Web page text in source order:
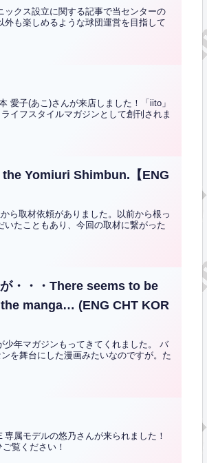
クス設立に関する記事で当センターの
も楽しめるような球団運営を目指して
愛子(あこ)さんが来店しました！「iito」
イフスタイルマガジンとして創刊されま
Yomiuri Shimbun.【ENG
ら取材依頼がありました。以前から根っ
たこともあり、今回の取材に繋がった
・・・There seems to be
manga… (ENG CHT KOR
少年マガジンもってきてくれました。 バ
を舞台にした漫画みたいなのですが。た
属モデルの悠乃さんが来られました！
覧ください！